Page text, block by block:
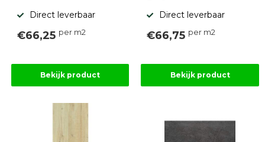
Direct leverbaar
€66,25 per m2
Bekijk product
Direct leverbaar
€66,75 per m2
Bekijk product